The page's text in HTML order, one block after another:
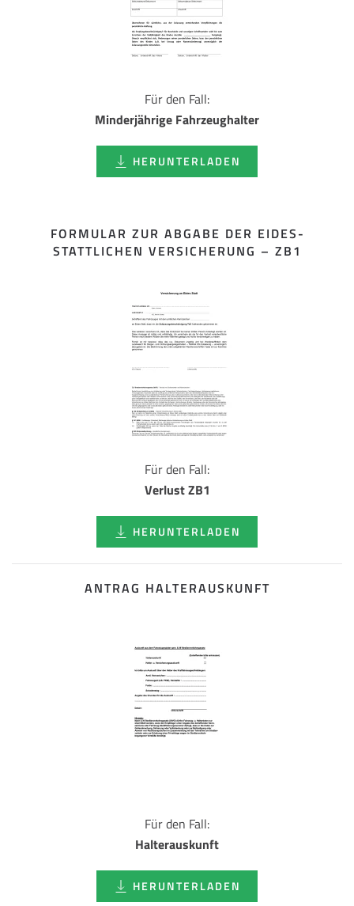
Für den Fall:
Minderjährige Fahrzeughalter
HERUNTERLADEN
FORMULAR ZUR ABGABE DER EIDES­
STATTLICHEN VERSICHERUNG – ZB1
Für den Fall:
Verlust ZB1
HERUNTERLADEN
ANTRAG HALTERAUSKUNFT
Für den Fall:
Halterauskunft
HERUNTERLADEN